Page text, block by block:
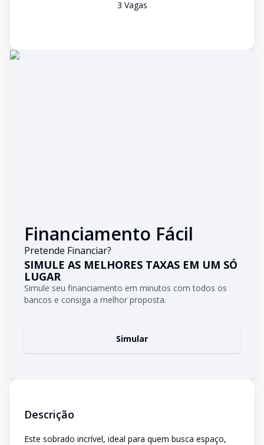
3 Vagas
Financiamento Fácil
Pretende Financiar?
SIMULE AS MELHORES TAXAS EM UM SÓ
LUGAR
Simule seu financiamento em minutos com todos os
bancos e consiga a melhor proposta.
Simular
Descrição
Este sobrado incrível, ideal para quem busca espaço,